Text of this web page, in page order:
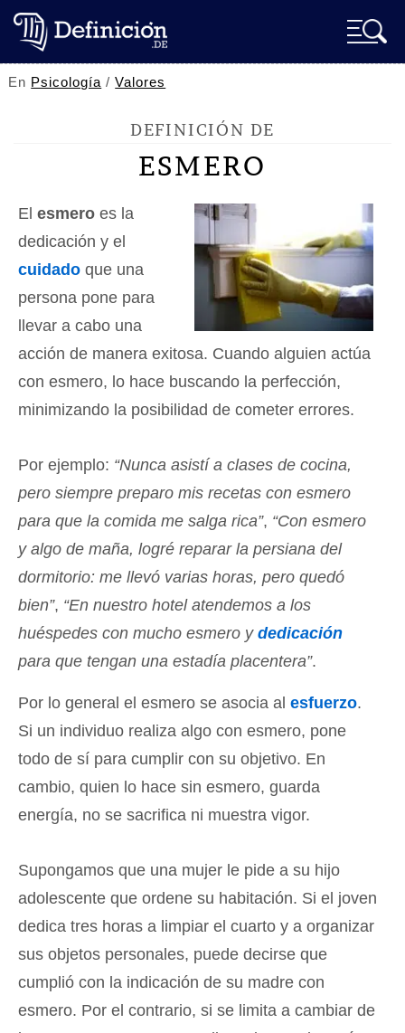
En Psicología /Valores
DEFINICIÓN DE
ESMERO
El esmero es la
dedicación y el
cuidado que una
persona pone para
llevar a cabo una
acción de manera exitosa. Cuando alguien actúa
con esmero, lo hace buscando la perfección,
minimizando la posibilidad de cometer errores.
Por ejemplo: “Nunca asistí a clases de cocina,
pero siempre preparo mis recetas con esmero
para que la comida me salga rica”, “Con esmero
y algo de maña, logré reparar la persiana del
dormitorio: me llevó varias horas, pero quedó
bien”, “En nuestro hotel atendemos a los
huéspedes con mucho esmero y dedicación
para que tengan una estadía placentera”.
Por lo general el esmero se asocia al esfuerzo.
Si un individuo realiza algo con esmero, pone
todo de sí para cumplir con su objetivo. En
cambio, quien lo hace sin esmero, guarda
energía, no se sacrifica ni muestra vigor.
Supongamos que una mujer le pide a su hijo
adolescente que ordene su habitación. Si el joven
dedica tres horas a limpiar el cuarto y a organizar
sus objetos personales, puede decirse que
cumplió con la indicación de su madre con
esmero. Por el contrario, si se limita a cambiar de